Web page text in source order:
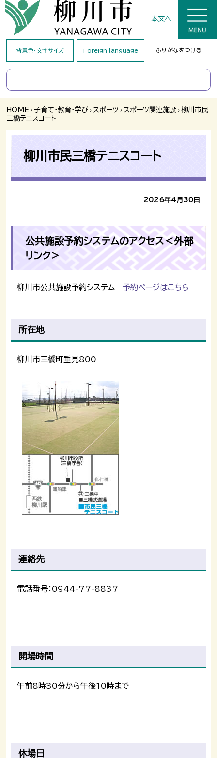
本文へ
背景色・文字サイズ Foreign language ふりがなをつける
HOME › 子育て・教育・学び › スポーツ › スポーツ関連施設 › 柳川市民
三橋テニスコート
柳川市民三橋テニスコート
2026年4月30日
公共施設予約システムのアクセス＜外部
リンク＞
柳川市公共施設予約システム 予約ページはこちら
所在地
柳川市三橋町垂見800
連絡先
電話番号：0944-77-8837
開場時間
午前8時30分から午後10時まで
休場日